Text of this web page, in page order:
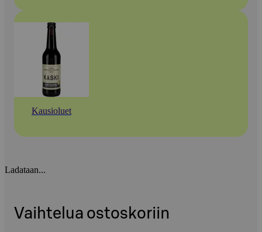
Kausioluet
Ladataan...
Vaihtelua ostoskoriin